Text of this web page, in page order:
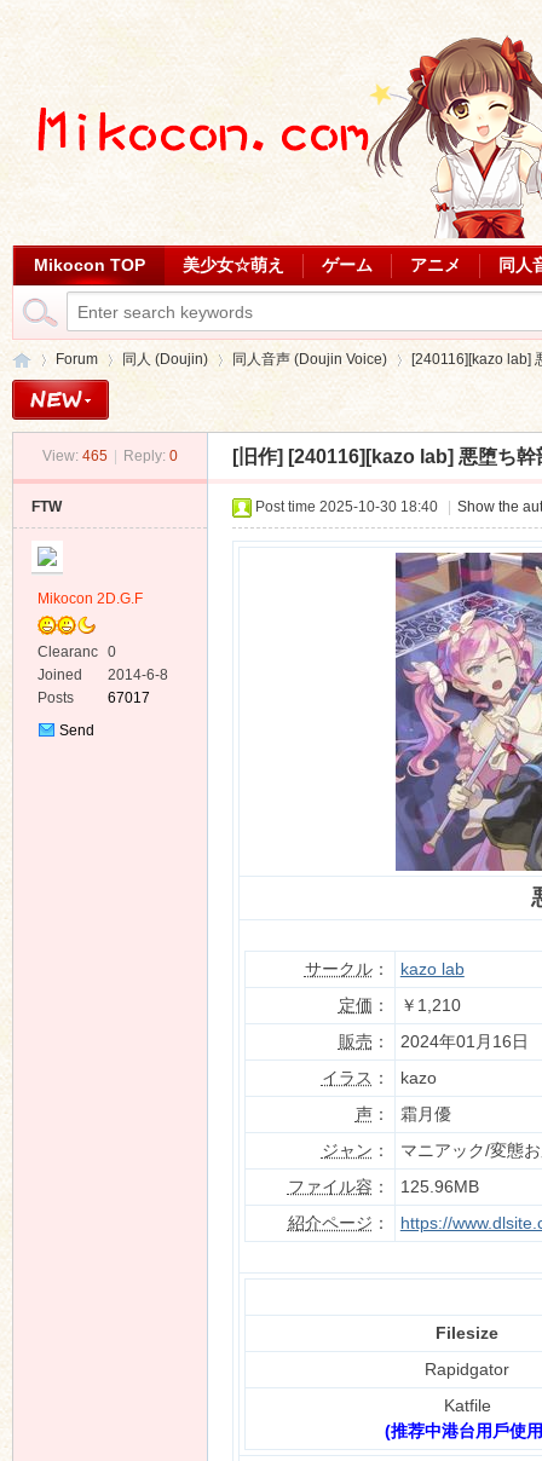
Mikocon TOP 美少女☆萌え ゲーム アニメ 同人
Forum
›
同人 (Doujin) 同人音声 (Doujin Voice)
›
[240116][kazo lab]
View: 465 Reply: 0 [旧作] [240116][kazo lab] 悪堕ち
FTW
Mikocon 2D.G.F
Clearanc
e
0
Joined
2014-6-8
Posts
67017
Send
Post time 2025-10-30 18:40 Show the
サークル：
kazo lab
定価 ：
￥1,210
販売 ：
2024年01月16日
イラス ：
kazo
声：
霜月優
ジャン ：
マニアック/変態
ファイル容 ：
125.96MB
紹介ページ ： https://
Filesize
Rapidgator
Katfile
(推荐中港台用戶使